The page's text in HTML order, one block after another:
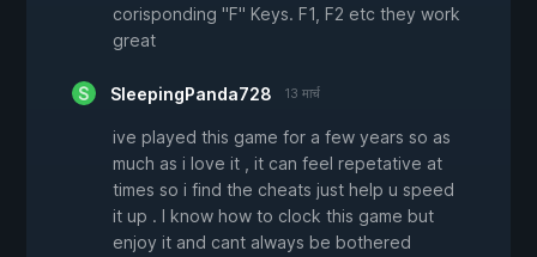
corisponding "F" Keys. F1, F2 etc they work
great
SleepingPanda728 13 मार्च
ive played this game for a few years so as
much as i love it , it can feel repetative at
times so i find the cheats just help u speed
it up . I know how to clock this game but
enjoy it and cant always be bothered